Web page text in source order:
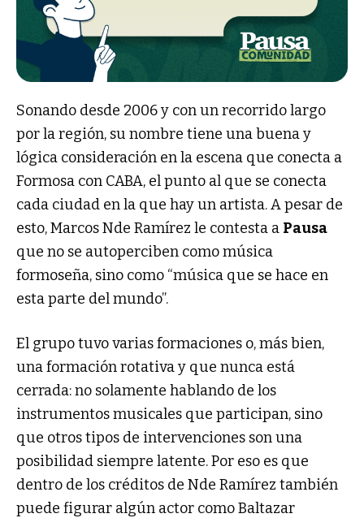
Sonando desde 2006 y con un recorrido largo
por la región, su nombre tiene una buena y
lógica consideración en la escena que conecta a
Formosa con CABA, el punto al que se conecta
cada ciudad en la que hay un artista. A pesar de
esto, Marcos Nde Ramírez le contesta a Pausa
que no se autoperciben como música
formoseña, sino como “música que se hace en
esta parte del mundo”.
El grupo tuvo varias formaciones o, más bien,
una formación rotativa y que nunca está
cerrada: no solamente hablando de los
instrumentos musicales que participan, sino
que otros tipos de intervenciones son una
posibilidad siempre latente. Por eso es que
dentro de los créditos de Nde Ramírez también
puede figurar algún actor como Baltazar